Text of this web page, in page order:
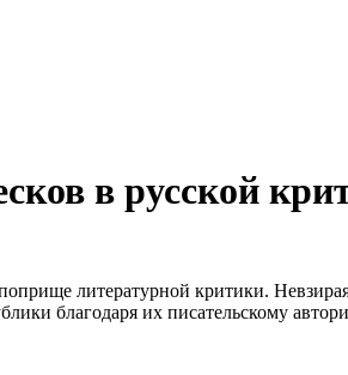
в русской
литературной критики.
благодаря их писательскому